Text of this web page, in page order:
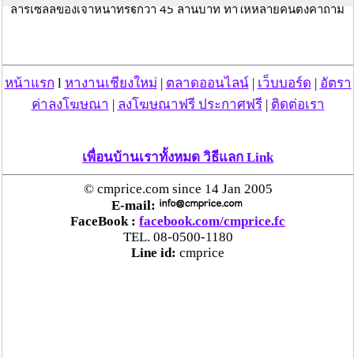
ล่าร์เซลล์ของเจ้าหน้าที่รัฐกว่า 45 ล้านบาท ทำให้หลายคนตั้งคำถาม
มั่นคงภายในราชอาณาจักร (กอ.รมน.) กล่าวถึงกรณีที่มีเอกสารที่
เกี่ยวกับโครงการส่งเสริมการใช้พลังงานทดแทน ในพื้นที่ห่างไกล
ทุรกันดาร อ.อมก๋อย จ.เชียงใหม่ ของ กอ.รมน.ภาค 3 ว่า จากการ
ประสานงานกับ เลขาธิการ กอ.รมน.ภาค 3 ได้แจ้งมาแล้วว่าเอกสาร
และเป็นเอกสารที่ใช้ในการเผยแพร่ ราคากลางของโครงการฯ เพื่อ
ดำเนินการตามขั้นตอน พรบ.การจัดซื้อจัดจ้าง มาตรา 56 วรรค 1
ของภาครัฐ ด้วยวิธีการประมูลราคากลางผ่านระบบ อิเล็กทรอนิกส์
ของกรมบัญชีกลาง (E – Bidding)
สำหรับงบประมาณของโครงการจำนวน 45 ล้าน ได้ผ่านการรับรอง
ราคาจากกองทุนเพื่อส่งเสริมการอนุรักษ์พลังงาน เป็นที่เรียบร้อย ซึ่ง
รายละเอียดของโครงการ พอสรุปได้ดังนี้ เป็นการดำเนินการจำนวน
หน้าแรก l หางานเชียงใหม่ ตลาดออนไลน์| เว็บบอร์ด
อัตรา
ค่าลงโฆษณา
ลงโฆษณาฟรี ประกาศฟรี| ติดต่อเรา
เพื่อนบ้านเราทั้งหมด วิธีแลก Link
© cmprice.com since 14 Jan 2005
E-mail:
FaceBook : facebook.com/cmprice.fc
TEL. 08-0500-1180
Line id: cmprice